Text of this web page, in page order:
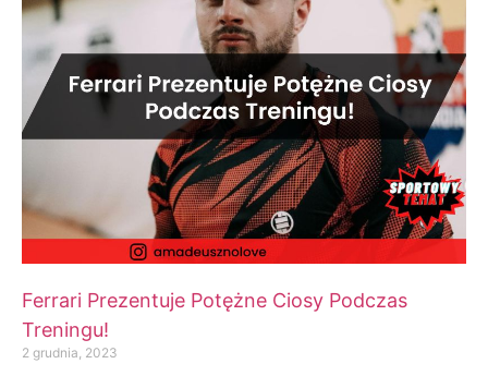
Ferrari Prezentuje Potężne Ciosy Podczas
Treningu!
2 grudnia, 2023